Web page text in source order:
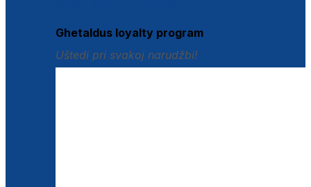
Ghetaldus loyalty program
Uštedi pri svakoj narudžbi!